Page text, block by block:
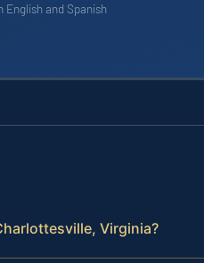
English and Spanish
Virginia?